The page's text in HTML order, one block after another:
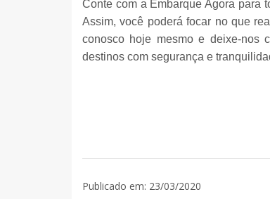
Conte com a Embarque Agora para
Assim, você poderá focar no que
conosco hoje mesmo e deixe-nos
destinos com segurança e
Publicado em: 23/03/2020